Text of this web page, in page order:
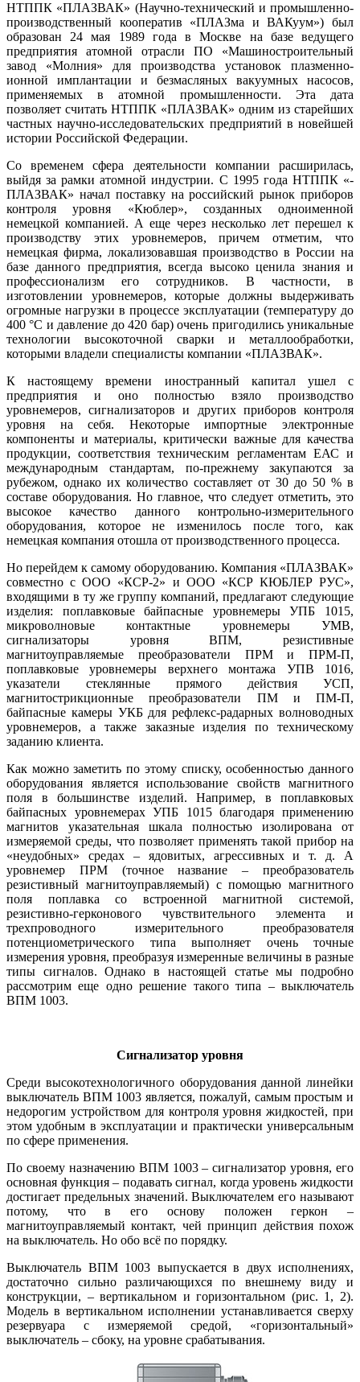
НТППК «ПЛАЗВАК» (Научно-технический и промышленно-
производственный кооператив «­ПЛАЗма и ­ВАКуум») был
образован 24 мая 1989 го­да в Москве на ба­зе ведущего
предприятия атомной отрасли ПО «Машиностроительный
завод «Молния» для производства установок плазменно-
ионной имплантации и безмасляных вакуумных насосов,
применяемых в атомной промышленности. Эта да­та
позволяет считать НТППК «­ПЛАЗВАК» одним из старейших
частных научно-исследовательских предприятий в новейшей
истории Российской Федерации.
Со временем сфера деятельности компании расширилась,
выйдя за рамки атомной индустрии. С 1995 го­да ­НТППК «­
ПЛАЗВАК» начал поставку на российский рынок приборов
контроля уровня «Кюблер», созданных одноименной
немецкой компанией. А еще через несколько лет перешел к
производству этих уровнемеров, причем отметим, что
немецкая фирма, локализовавшая производство в России на
ба­зе данного предприятия, всегда высоко ценила знания и
профессионализм его сотрудников. В частности, в
изготовлении уровнемеров, которые должны выдерживать
огромные нагрузки в процессе эксплуатации (температуру до
400 °C и давление до 420 бар) очень пригодились уникальные
технологии высокоточной сварки и металлообработки,
которыми владели специалисты компании «­ПЛАЗВАК».
К настоящему времени иностранный капитал ушел с
предприятия и оно полностью взяло производство
уровнемеров, сигнализаторов и других приборов контроля
уровня на се­бя. Некоторые импортные электронные
компоненты и материалы, критически важные для качества
продукции, соответствия техническим регламентам ЕАС и
международным стандартам, по-прежнему закупаются за
рубежом, однако их количество составляет от 30 до 50 % в
составе оборудования. Но главное, что следует отметить, это
высокое качество данного контрольно-измерительного
оборудования, которое не изменилось после то­го, как
немецкая компания отошла от производственного процесса.
Но перейдем к самому оборудованию. Компания «ПЛАЗВАК»
совместно с ООО «КСР-2» и ООО «КСР ­КЮБЛЕР РУС»,
входящими в ту же группу компаний, предлагают следующие
изделия: поплавковые байпасные уровнемеры УПБ 1015,
микроволновые контактные уровнемеры УМВ,
сигнализаторы уровня ВПМ, резистивные
магнитоуправляемые преобразователи ПРМ и ПРМ-П,
поплавковые уровнемеры верхнего монтажа УПВ 1016,
указатели стеклянные прямого действия УСП,
магнитострикционные преобразователи ПМ и ПМ-П,
байпасные камеры УКБ для рефлекс-радарных волноводных
уровнемеров, а также заказные изделия по техническому
заданию клиента.
Как можно заметить по этому списку, особенностью данного
оборудования является использование свойств магнитного
поля в большинстве изделий. Например, в поплавковых
байпасных уровнемерах УПБ 1015 благодаря применению
магнитов указательная шкала полностью изолирована от
измеряемой среды, что позволяет применять такой прибор на
«неудобных» средах – ядовитых, агрессивных и т. д. А
уровнемер ПРМ (точное название – преобразователь
резистивный магнитоуправляемый) с помощью магнитного
по­ля поплавка со встроенной магнитной системой,
резистивно-герконового чувствительного элемента и
трехпроводного измерительного преобразователя
потенциометрического ти­па выполняет очень точные
измерения уровня, преобразуя измеренные величины в разные
ти­пы сигналов. Однако в настоящей статье мы подробно
рассмотрим еще одно решение такого ти­па – выключатель
ВПМ 1003.
Сигнализатор уровня
Среди высокотехнологичного оборудования данной линейки
выключатель ВПМ 1003 является, пожалуй, самым простым и
недорогим устройством для контроля уровня жидкостей, при
этом удобным в эксплуатации и практически универсальным
по сфере применения.
По своему назначению ВПМ 1003 – сигнализатор уровня, его
основная функция – подавать сигнал, когда уровень жидкости
достигает предельных значений. Выключателем его называют
потому, что в его основу положен геркон –
магнитоуправляемый контакт, чей принцип действия похож
на выключатель. Но обо всё по порядку.
Выключатель ВПМ 1003 выпускается в двух исполнениях,
достаточно сильно различающихся по внешнему ви­ду и
конструкции, – вертикальном и горизонтальном (рис. 1, 2).
Модель в вертикальном исполнении устанавливается сверху
резервуара с измеряемой средой, «горизонтальный»
выключатель – сбоку, на уровне срабатывания.